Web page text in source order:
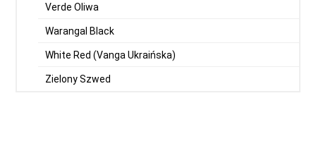
Verde Oliwa
Warangal Black
White Red (Vanga Ukraińska)
Zielony Szwed